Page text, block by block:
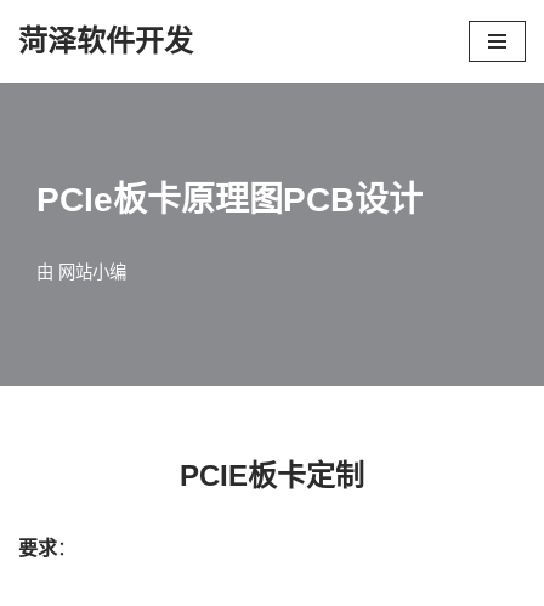
菏泽软件开发
PCIe板卡原理图PCB设计
由 网站小编
PCIE板卡定制
要求：